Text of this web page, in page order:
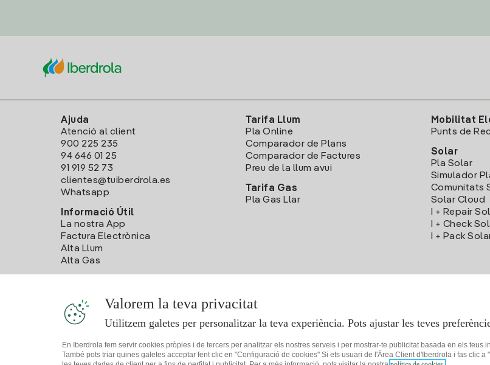
Ajuda
Atenció al client
900 225 235
94 646 01 25
91 919 52 73
clientes@tuiberdrola.es
Whatsapp
Informació Útil
La nostra App
Factura Electrònica
Alta Llum
Alta Gas
Tarifa Llum
Pla Online
Comparador de Plans
Comparador de Factures
Preu de la llum avui
Tarifa Gas
Pla Gas Llar
Mobilitat
Punts de
Solar
Pla Solar
Simulador
Comunitats
Solar Cloud
I + Repair
I + Check
I + Pack
Valorem la teva privacitat
Utilitzem galetes per personalitzar la teva experiència. Pots ajustar les teves
En Iberdrola fem servir cookies pròpies i de tercers per analitzar els nostres serveis i per mostrar-te publicitat basada en els
També pots triar quines galetes acceptar fent clic en "Configuració de cookies" Si ets usuari de l'Àrea Client d'Iberdrola i fas clic